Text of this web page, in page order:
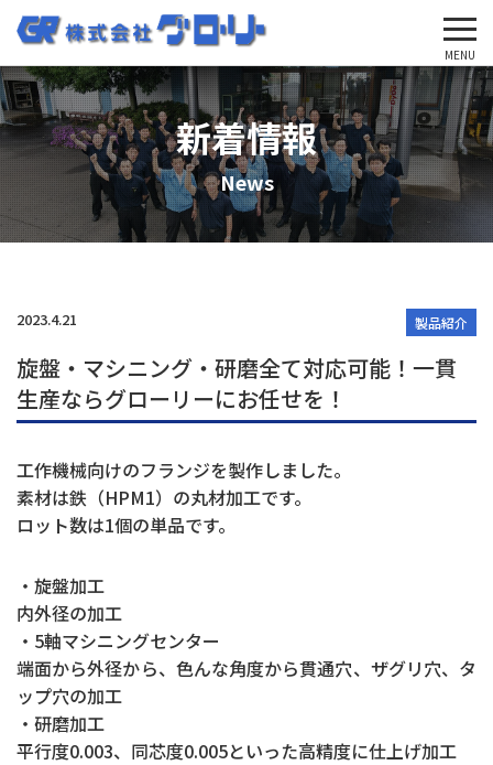
'Skip'
MENU
新着情報
News
2023.4.21 製品紹介
旋盤・マシニング・研磨全て対応可能！一貫
生産ならグローリーにお任せを！
工作機械向けのフランジを製作しました。
素材は鉄（HPM1）の丸材加工です。
ロット数は1個の単品です。
・旋盤加工
内外径の加工
・5軸マシニングセンター
端面から外径から、色んな角度から貫通穴、ザグリ穴、タ
ップ穴の加工
・研磨加工
平行度0.003、同芯度0.005といった高精度に仕上げ加工